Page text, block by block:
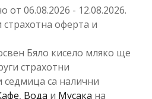
от 06.08.2026 - 12.08.2026.
страхотна оферта и
Бяло кисело мляко ще
страхотни
са налични
, Вода и Мусака на